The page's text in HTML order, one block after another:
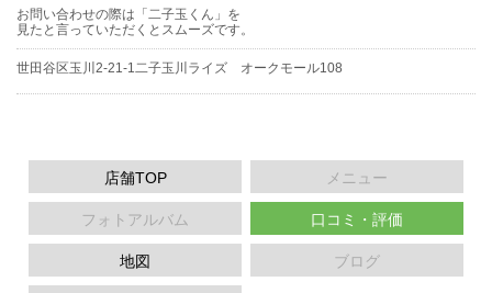
お問い合わせの際は「二子玉くん」を
見たと言っていただくとスムーズです。
世田谷区玉川2-21-1二子玉川ライズ オークモール108
店舗TOP メニュー
フォトアルバム 口コミ・評価
地図 ブログ